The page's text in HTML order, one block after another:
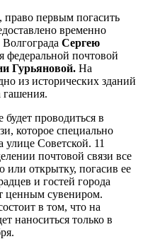
право первым погасить
временно
Сергею
федеральной почтовой
Гурьяновой. На
из исторических зданий
гашения.
проводиться в
которое специально
улице Советской. 11
почтовой связи все
открытку, погасив ее
и гостей города
ценным сувениром.
в том, что на
наноситься только в